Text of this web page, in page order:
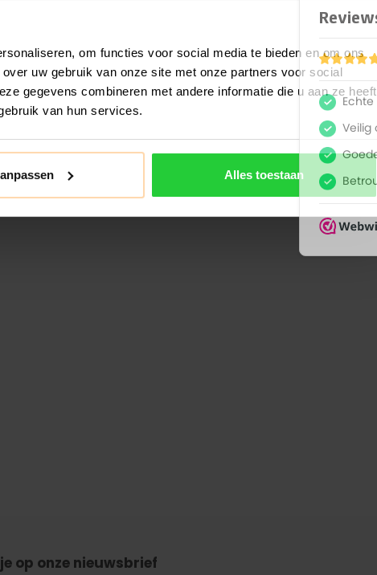
om functies voor social media te bieden en om ons
uw gebruik van onze site met onze partners voor social
gegevens combineren met andere informatie die u aan ze heeft
van hun services.
Alles toestaan
op onze nieuwsbrief